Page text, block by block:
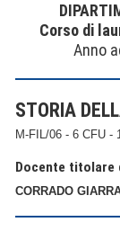
Corso di
Anno
STORIA
M-FIL/06 - 6 CFU -
Docente titolare
CORRADO